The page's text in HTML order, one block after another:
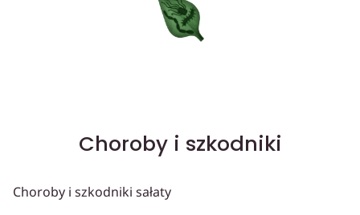
Choroby i szkodniki
Choroby i szkodniki sałaty